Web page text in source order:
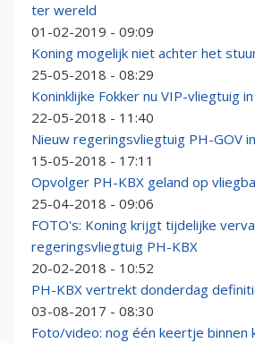
ter wereld
01-02-2019 - 09:09
Koning mogelijk niet achter het
25-05-2018 - 08:29
Koninklijke Fokker nu VIP-vliegtuig
22-05-2018 - 11:40
Nieuw regeringsvliegtuig PH-GOV
15-05-2018 - 17:11
Opvolger PH-KBX geland op
25-04-2018 - 09:06
FOTO's: Koning krijgt tijdelijke
regeringsvliegtuig PH-KBX
20-02-2018 - 10:52
PH-KBX vertrekt donderdag
03-08-2017 - 08:30
Foto/video: nog één keertje binnen